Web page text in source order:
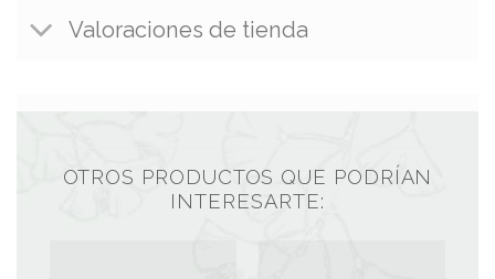
Valoraciones de tienda
OTROS PRODUCTOS QUE PODRÍAN
INTERESARTE: